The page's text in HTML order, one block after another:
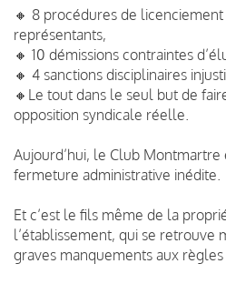
🔸 8 procédures de
représentants,
🔸 10 démissions contraintes
🔸 4 sanctions disciplinaires
🔸Le tout dans le seul but de
opposition syndicale réelle.
Aujourd’hui, le Club Montmartre
fermeture administrative inédite.
Et c’est le fils même de la
l’établissement, qui se retrouve
graves manquements aux règles